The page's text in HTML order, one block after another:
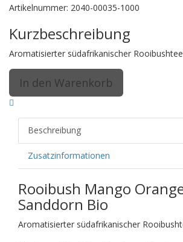
Artikelnummer: 2040-00035-1000
Kurzbeschreibung
Aromatisierter südafrikanischer
Beschreibung
Zusatzinformationen
Rooibush Mango
Sanddorn Bio
Aromatisierter südafrikanischer